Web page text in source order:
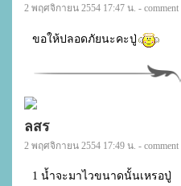
2 พฤศจิกายน 2554 17:47 น. - comment
ขอให้ปลอดภัยนะคะปู่
ลสร
2 พฤศจิกายน 2554 17:49 น. - comment
1 น้ำจะมาไวขนาดนั้นเหรอปู่